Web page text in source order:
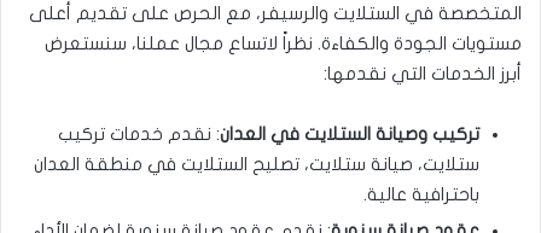
المتخصصة في الستلايت والرسيفر، مع الحرص على تقديم أعلى
مستويات الجودة والكفاءة. نظراً لاتساع مجال عملنا، سنستعرض
أبرز الخدمات التي نقدمها:
تركيب وصيانة الستلايت في العدان: نقدم خدمات تركيب
ستلايت، صيانة ستلايت، تصليح الستلايت في منطقة العدان
باحترافية عالية.